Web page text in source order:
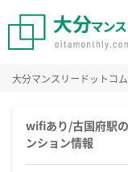
大分マンスリードットコム
wifiあり/古国府駅
ンション情報